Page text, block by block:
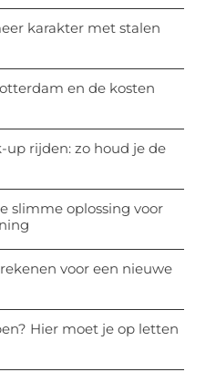
karakter met stalen
en de kosten
up rijden: zo houd je de
slimme oplossing voor
voor een nieuwe
Hier moet je op letten